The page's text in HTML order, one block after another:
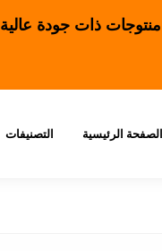
ذات جودة عالية
الصفحة الرئيسية التصنيفات